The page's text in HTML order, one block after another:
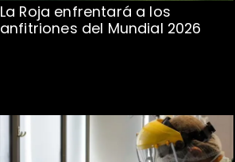
La Roja enfrentará a los
anfitriones del Mundial 2026